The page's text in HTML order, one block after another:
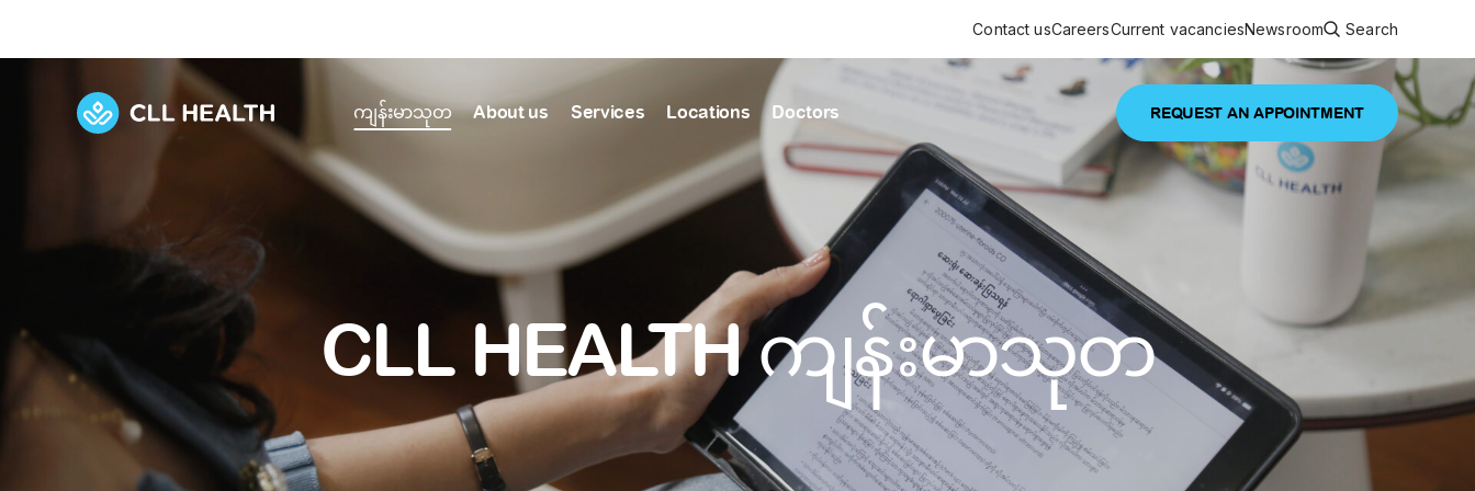
ကျန်းမာသုတ
View all health articles
Emergencies
Diseases and Conditions
Symptoms
Tests and Procedures
Find Health articles by first letter
A B G H I J
Q R S
X Y Z
Or search by keyword
ALL ARTICLES
Featured article
About us
About us
Discover our commitment to transforming healthcare
Our history
Careers
News & Announcements
Services
Explore Services
Comprehensive care for your health and well-being
Primary care Developmental screening
Immunisation Diagnostics
Digestive care Fertility care
Our featured services
Trusted care for every stage of life
Primary care
Comprehensive and continuing health care from prenatal
to elderly stages, coordinating with specialists as
needed
Locations
Our Facilities
Comprehensive care for your health and well-being
Our polyclinics
Quality primary and specialty care near you
Our clinics
Diagnostics and treatment in one place
Our clinics
Dedicated to providing comprehensive interdisciplinary
healthcare services
Shin Saw Pu Clinic
A Top-Tier Primary Care Facility Inaugurated in Yangon for
Local and Expatriate Families
Doctors REQUEST AN APPOINTMENT
Contact usCareersCurrent vacanciesNewsroom Search
CLL HEALTH ကျန်းမာသုတ